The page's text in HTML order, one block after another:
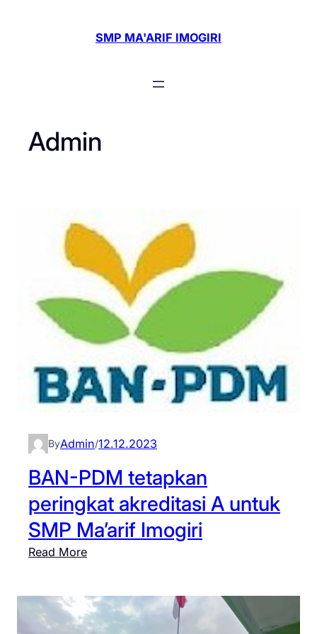
SMP MA'ARIF IMOGIRI
Admin
ByAdmin/12.12.2023
BAN-PDM tetapkan
peringkat akreditasi A untuk
SMP Ma’arif Imogiri
Read More:
N
-